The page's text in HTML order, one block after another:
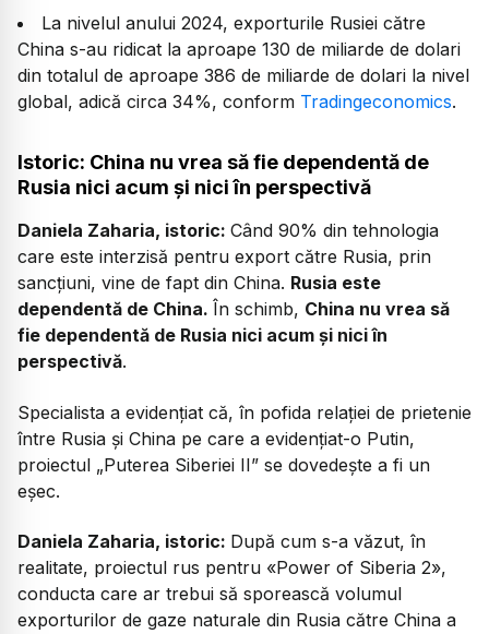
La nivelul anului 2024, exporturile Rusiei către
China s-au ridicat la aproape 130 de miliarde de dolari
din totalul de aproape 386 de miliarde de dolari la nivel
global, adică circa 34%, conform Tradingeconomics.
Istoric: China nu vrea să fie dependentă de
Rusia nici acum și nici în perspectivă
Daniela Zaharia, istoric: Când 90% din tehnologia
care este interzisă pentru export către Rusia, prin
sancțiuni, vine de fapt din China. Rusia este
dependentă de China. În schimb, China nu vrea să
fie dependentă de Rusia nici acum și nici în
perspectivă.
Specialista a evidențiat că, în pofida relației de prietenie
între Rusia și China pe care a evidențiat-o Putin,
proiectul „Puterea Siberiei II” se dovedește a fi un
eșec.
Daniela Zaharia, istoric: După cum s-a văzut, în
realitate, proiectul rus pentru «Power of Siberia 2»,
conducta care ar trebui să sporească volumul
exporturilor de gaze naturale din Rusia către China a